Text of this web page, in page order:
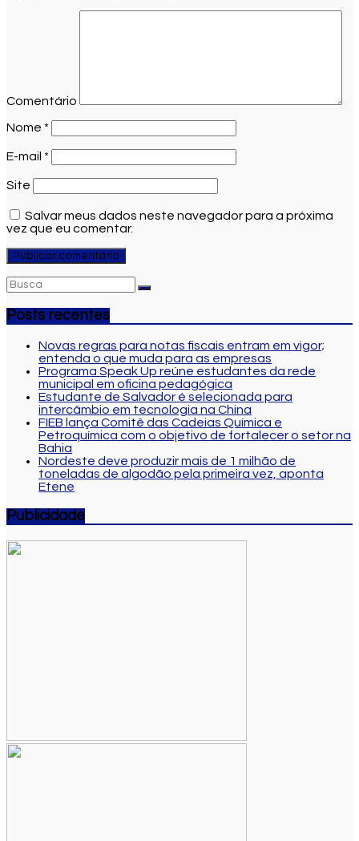
Comentário
Nome *
E-mail *
Site
Salvar meus dados neste navegador para a próxima
vez que eu comentar.
Posts recentes
Novas regras para notas fiscais entram em vigor;
entenda o que muda para as empresas
Programa Speak Up reúne estudantes da rede
municipal em oficina pedagógica
Estudante de Salvador é selecionada para
intercâmbio em tecnologia na China
FIEB lança Comitê das Cadeias Química e
Petroquímica com o objetivo de fortalecer o setor na
Bahia
Nordeste deve produzir mais de 1 milhão de
toneladas de algodão pela primeira vez, aponta
Etene
Publicidade